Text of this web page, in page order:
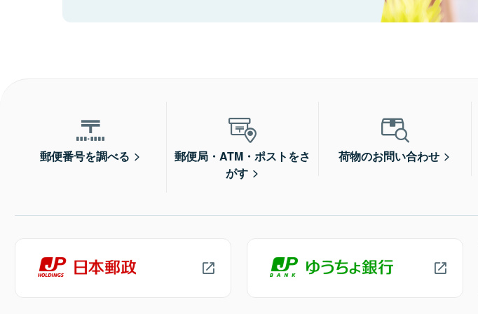
郵便番号を調べる
郵便局・ATM・ポストをさ
がす
荷物のお問い合わせ